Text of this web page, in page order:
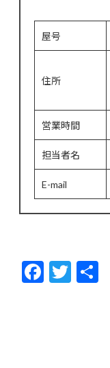
屋号
住所
営業時間
担当者名
E-mail
F
ac
T
w